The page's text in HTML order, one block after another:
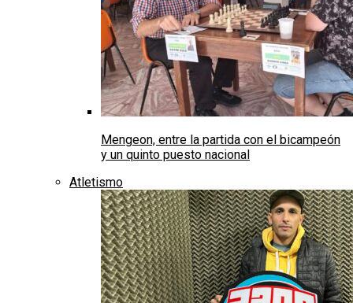
Mengeon, entre la partida con el bicampeón
y un quinto puesto nacional
Atletismo